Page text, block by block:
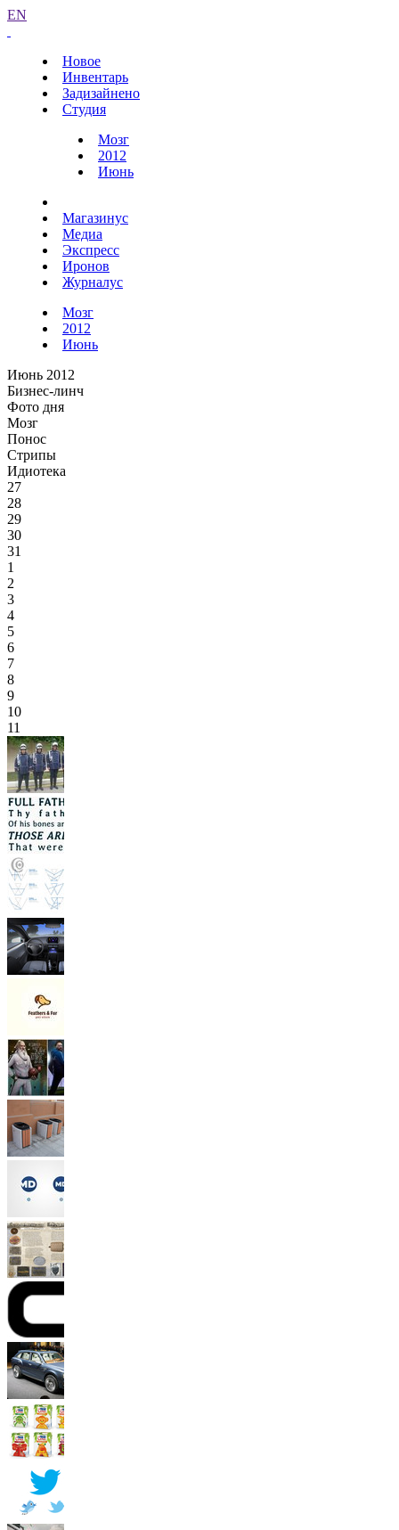
EN
Новое
Инвентарь
Задизайнено
Студия
Мозг
2012
Июнь
Магазинус
Медиа
Экспресс
Иронов
Журналус
Мозг
2012
Июнь
Июнь 2012
Бизнес-линч
Фото дня
Мозг
Понос
Стрипы
Идиотека
27
28
29
30
31
1
2
3
4
5
6
7
8
9
10
11